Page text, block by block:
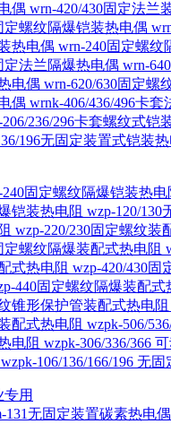
偶 wrn-420/430固定法兰
定螺纹隔爆铠装热电偶
热电偶 wrn-240固定螺纹
定法兰隔爆热电偶 wrn-
电偶 wrn-620/630固定螺
偶 wrnk-406/436/496卡
236/296卡套螺纹式铠
196无固定装置式铠装
固定螺纹隔爆铠装热电
铠装热电阻 wzp-120/130
wzp-220/230固定螺纹装
定螺纹隔爆装配式热电阻
式热电阻 wzp-420/430固
440固定螺纹隔爆装配式
锥形保护管装配式热电阻
配式热电阻 wzpk-506/
电阻 wzpk-306/336/366
wzpk-106/136/166/196 无
用
131无固定装置碳素热电偶